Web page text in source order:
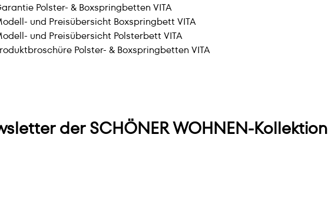
Polster- & Boxspringbetten VITA
und Preisübersicht Boxspringbett VITA
und Preisübersicht Polsterbett VITA
Polster- & Boxspringbetten VITA
der SCHÖNER WOHNEN-Kollektion